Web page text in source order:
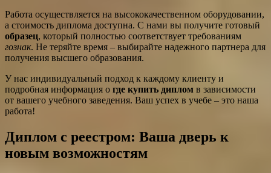
Работа осуществляется на высококачественном оборудовании,
а стоимость диплома доступна. С нами вы получите готовый
образец, который полностью соответствует требованиям
гознак. Не теряйте время – выбирайте надежного партнера для
получения высшего образования.
У нас индивидуальный подход к каждому клиенту и
подробная информация о где купить диплом в зависимости
от вашего учебного заведения. Ваш успех в учебе – это наша
работа!
Диплом с реестром: Ваша дверь к
новым возможностям